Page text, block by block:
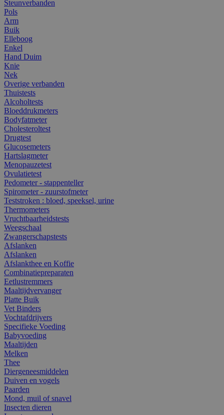
Steunverbanden
Pols
Arm
Buik
Elleboog
Enkel
Hand Duim
Knie
Nek
Overige verbanden
Thuistests
Alcoholtests
Bloeddrukmeters
Bodyfatmeter
Cholesteroltest
Drugtest
Glucosemeters
Hartslagmeter
Menopauzetest
Ovulatietest
Pedometer - stappenteller
Spirometer - zuurstofmeter
Teststroken : bloed, speeksel, urine
Thermometers
Vruchtbaarheidstests
Weegschaal
Zwangerschapstests
Afslanken
Afslanken
Afslankthee en Koffie
Combinatiepreparaten
Eetlustremmers
Maaltijdvervanger
Platte Buik
Vet Binders
Vochtafdrijvers
Specifieke Voeding
Babyvoeding
Maaltijden
Melken
Thee
Diergeneesmiddelen
Duiven en vogels
Paarden
Mond, muil of snavel
Insecten dieren